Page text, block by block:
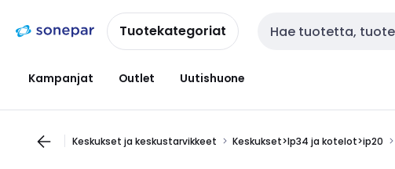
navigointiinsisältöönTuotekategoriat Haku
Kampanjat Outlet Uutishuone
Keskukset ja keskustarvikkeet Keskukset>Ip34 ja kotelot>ip20